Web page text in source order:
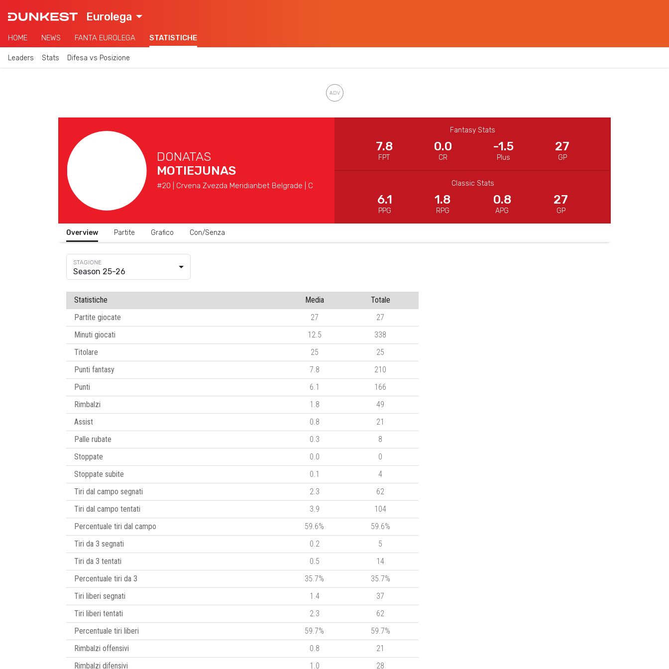
Eurolega
HOME NEWS FANTA EUROLEGA STATISTICHE
Leaders Stats Difesa vs Posizione
DONATAS
MOTIEJUNAS
#20 | Crvena Zvezda Meridianbet Belgrade | C
Fantasy Stats
7.8
FPT
0.0
CR
-1.5
Plus
27
GP
Classic Stats
6.1
PPG
1.8
RPG
0.8
APG
27
GP
Overview Partite Grafico Con/Senza
Season 25-26
Statistiche Media
Totale
Partite giocate
27
27
Minuti giocati
12.5
338
Titolare
25
25
Punti fantasy
7.8
210
Punti
6.1
166
Rimbalzi
1.8
49
Assist
0.8
21
Palle rubate
0.3
8
Stoppate
0.0
0
Stoppate subite
0.1
4
Tiri dal campo segnati
2.3
62
Tiri dal campo tentati
3.9
104
Percentuale tiri dal campo
59.6%
59.6%
Tiri da 3 segnati
0.2
5
Tiri da 3 tentati
0.5
14
Percentuale tiri da 3
35.7%
35.7%
Tiri liberi segnati
1.4
37
Tiri liberi tentati
2.3
62
Percentuale tiri liberi
59.7%
59.7%
Rimbalzi offensivi
0.8
21
Rimbalzi difensivi
1.0 28